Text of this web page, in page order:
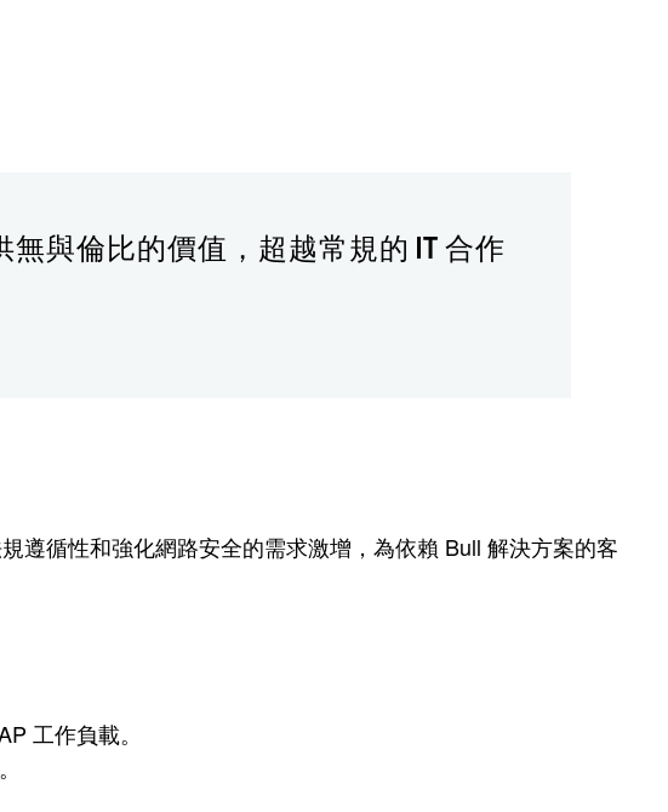
與倫比的價值，超越常規的 IT 合作
遵循性和強化網路安全的需求激增，為依賴 Bull 解決方案的客
工作負載。